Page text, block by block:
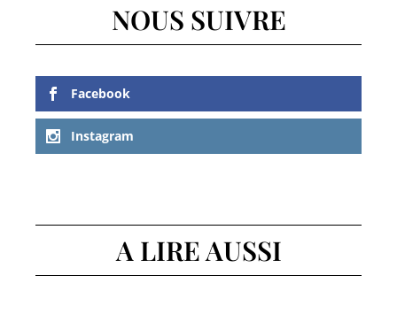
NOUS SUIVRE
Facebook
Instagram
A LIRE AUSSI